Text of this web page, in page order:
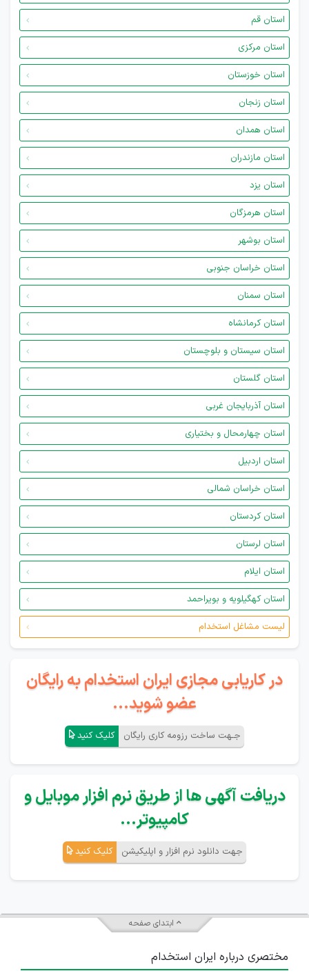
استان قم
استان مرکزی
استان خوزستان
استان زنجان
استان همدان
استان مازندران
استان یزد
استان هرمزگان
استان بوشهر
استان خراسان جنوبی
استان سمنان
استان کرمانشاه
استان سیستان و بلوچستان
استان گلستان
استان آذربایجان غربی
استان چهارمحال و بختیاری
استان اردبیل
استان خراسان شمالی
استان کردستان
استان لرستان
استان ایلام
استان کهگیلویه و بویراحمد
لیست مشاغل استخدام
در کاریابی مجازی ایران استخدام به رایگان
عضو شوید...
جـهت ساخت رزومه کاری رایگان کلیک کنید
دریافت آگهی ها از طریق نرم افزار موبایل و
کامپیوتر...
جهت دانلود نرم افزار و اپلیکیشن کلیک کنید
ابتدای صفحه
مختصری درباره ایران استخدام